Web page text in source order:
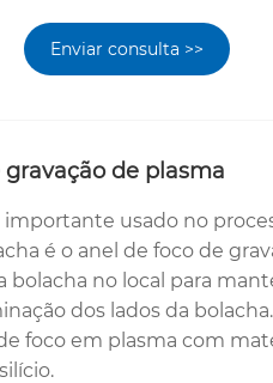
Enviar consulta >>
de plasma
usado no
é o anel de foco de
bolacha no local para
dos lados da
foco em plasma com